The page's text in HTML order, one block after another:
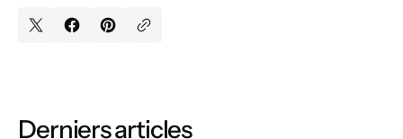
Derniers articles